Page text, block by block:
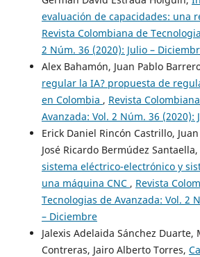
evaluación de capacidades: una
Revista Colombiana de
2 Núm. 36 (2020): Julio –
Alex Bahamón, Juan Pablo
regular la IA? propuesta de
en Colombia , Revista
Avanzada: Vol. 2 Núm. 36 (2020):
Erick Daniel Rincón Castrillo,
José Ricardo Bermúdez Santaella,
sistema eléctrico-electrónico y
una máquina CNC , Revista
Tecnologias de Avanzada: Vol. 2
– Diciembre
Jalexis Adelaida Sánchez
Contreras, Jairo Alberto Torres,